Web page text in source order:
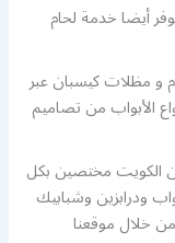
أيضا خدمة لحام
مظلات كيسبان عبر
الأبواب من تصاميم
الكويت مختصين بكل
ودرابزين وشبابيك
خلال موقعنا